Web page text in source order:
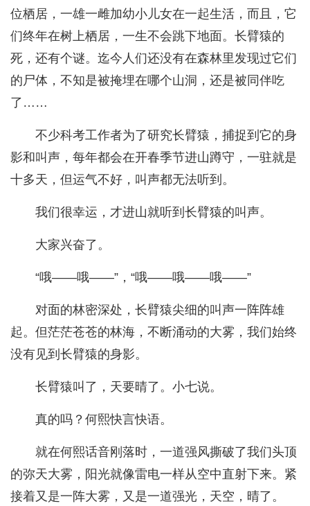
位栖居，一雄一雌加幼小儿女在一起生活，而且，它
们终年在树上栖居，一生不会跳下地面。长臂猿的
死，还有个谜。迄今人们还没有在森林里发现过它们
的尸体，不知是被掩埋在哪个山洞，还是被同伴吃
了……
不少科考工作者为了研究长臂猿，捕捉到它的身
影和叫声，每年都会在开春季节进山蹲守，一驻就是
十多天，但运气不好，叫声都无法听到。
我们很幸运，才进山就听到长臂猿的叫声。
大家兴奋了。
“哦——哦——”，“哦——哦——哦——”
对面的林密深处，长臂猿尖细的叫声一阵阵雄
起。但茫茫苍苍的林海，不断涌动的大雾，我们始终
没有见到长臂猿的身影。
长臂猿叫了，天要晴了。小七说。
真的吗？何熙快言快语。
就在何熙话音刚落时，一道强风撕破了我们头顶
的弥天大雾，阳光就像雷电一样从空中直射下来。紧
接着又是一阵大雾，又是一道强光，天空，晴了。